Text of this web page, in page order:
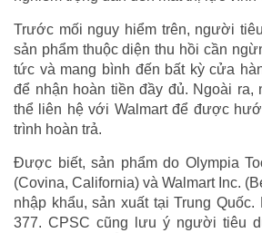
Trước mối nguy hiểm trên, người
sản phẩm thuộc diện thu hồi cần
tức và mang bình đến bất kỳ cửa
để nhận hoàn tiền đầy đủ. Ngoài
thể liên hệ với Walmart để được
trình hoàn trả.
Được biết, sản phẩm do Olympia
(Covina, California) và Walmart Inc.
nhập khẩu, sản xuất tại Trung
377. CPSC cũng lưu ý người tiêu